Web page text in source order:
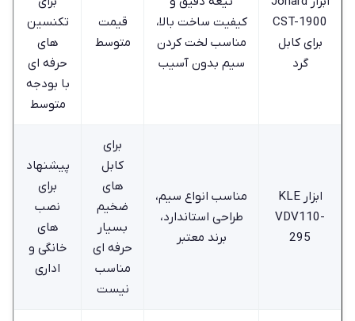
CST-1900
برای کابل
گرد
کیفیت ساخت بالا،
مناسب لخت کردن
سیم بدون آسیب
قیمت
متوسط
تکنسین
‌های
حرفه ‌ای
با بودجه
متوسط
ابزار KLE
VDV110-
295
مناسب انواع سیم،
طراحی استاندارد،
برند معتبر
برای
کابل
‌های
ضخیم
بسیار
حرفه ‌ای
مناسب
نیست
پیشنهاد
برای
نصب‌
های
خانگی و
اداری